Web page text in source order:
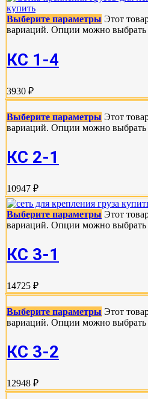
Выберите параметры Этот
вариаций. Опции можно выбрать
КС 1-4
3930 ₽
Выберите параметры Этот
вариаций. Опции можно выбрать
КС 2-1
10947 ₽
Выберите параметры Этот
вариаций. Опции можно выбрать
КС 3-1
14725 ₽
Выберите параметры Этот
вариаций. Опции можно выбрать
КС 3-2
12948 ₽